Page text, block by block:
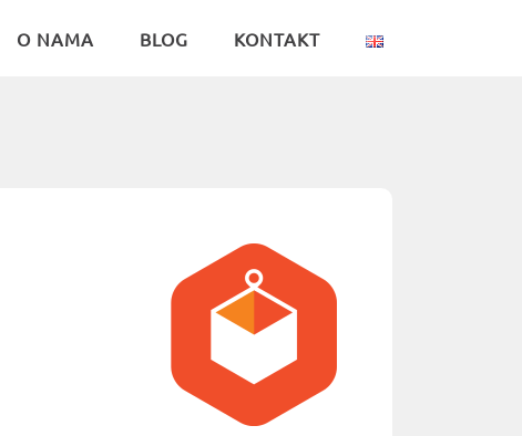
O NAMA BLOG KONTAKT